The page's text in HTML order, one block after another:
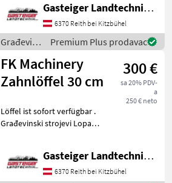
Gasteiger Landtechnik GmbH
6370 Reith bei Kitzbühel
Građevinski
strojevi /
Sonstige
Premium Plus prodavac
FK Machinery
Zahnlöffel 30 cm
300 €
sa 20% PDV-
a
250 € neto
Löffel ist sofort verfügbar .
Građevinski strojevi Lopate
Gasteiger Landtechnik GmbH
6370 Reith bei Kitzbühel